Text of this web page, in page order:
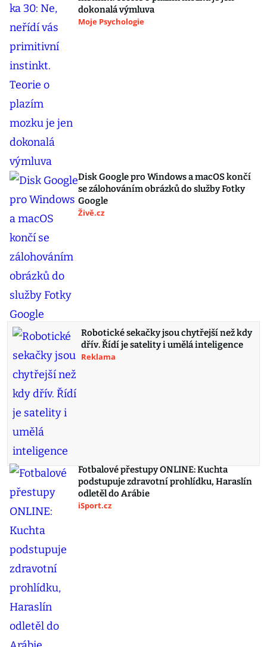
dokonalá výmluva
Moje Psychologie
Disk Google pro Windows a macOS končí
se zálohováním obrázků do služby Fotky
Google
Živě.cz
Robotické sekačky jsou chytřejší než kdy
dřív. Řídí je satelity i umělá inteligence
Reklama
Fotbalové přestupy ONLINE: Kuchta
podstupuje zdravotní prohlídku, Haraslín
odletěl do Arábie
iSport.cz